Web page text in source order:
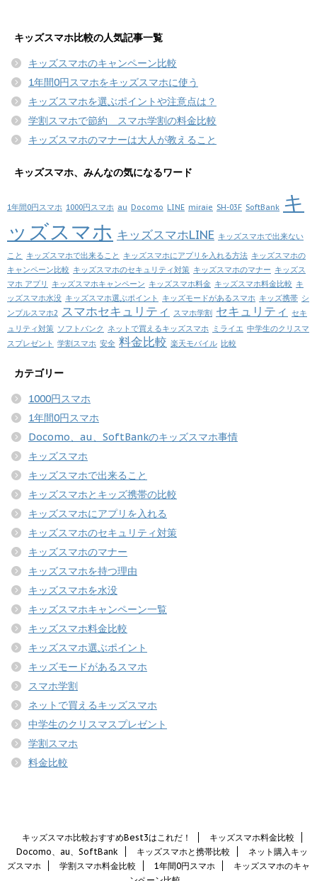
キッズスマホ比較の人気記事一覧
キッズスマホのキャンペーン比較
1年間0円スマホをキッズスマホに使う
キッズスマホを選ぶポイントや注意点は？
学割スマホで節約 スマホ学割の料金比較
キッズスマホのマナーは大人が教えること
キッズスマホ、みんなの気になるワード
1年間0円スマホ 1000円スマホ au Docomo LINE miraie SH-03F SoftBank キ
ッズスマホ キッズスマホLINE キッズスマホで出来ない
こと キッズスマホで出来ること キッズスマホにアプリを入れる方法 キッズスマホの
キャンペーン比較 キッズスマホのセキュリティ対策 キッズスマホのマナー キッズス
マホ アプリ
キッズスマホキャンペーン キッズスマホ料金 キッズスマホ料金比較 キ
ッズスマホ水没 キッズスマホ選ぶポイント キッズモードがあるスマホ キッズ携帯 シ
ンプルスマホ2 スマホセキュリティ スマホ学割 セキュリティ セキ
ュリティ対策 ソフトバンク ネットで買えるキッズスマホ ミライエ 中学生のクリスマ
スプレゼント 学割スマホ 安全 料金比較 楽天モバイル 比較
カテゴリー
1000円スマホ
1年間0円スマホ
Docomo、au、SoftBankのキッズスマホ事情
キッズスマホ
キッズスマホで出来ること
キッズスマホとキッズ携帯の比較
キッズスマホにアプリを入れる
キッズスマホのセキュリティ対策
キッズスマホのマナー
キッズスマホを持つ理由
キッズスマホを水没
キッズスマホキャンペーン一覧
キッズスマホ料金比較
キッズスマホ選ぶポイント
キッズモードがあるスマホ
スマホ学割
ネットで買えるキッズスマホ
中学生のクリスマスプレゼント
学割スマホ
料金比較
キッズスマホ比較おすすめBest3はこれだ！
キッズスマホ料金比較
Docomo、au、SoftBank
キッズスマホと携帯比較
ネット購入キッ
ズスマホ
学割スマホ料金比較 1年間0円スマホ
キッズスマホのキャ